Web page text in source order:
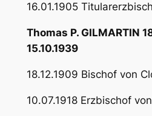
16.01.1905
Thomas P. GILMARTIN
15.10.1939
18.12.1909 Bischof von
10.07.1918 Erzbischof